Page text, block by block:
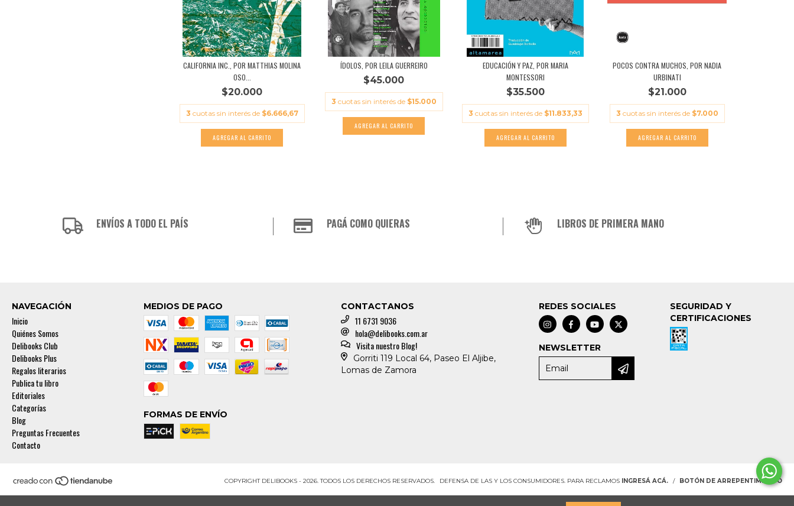
CALIFORNIA INC., POR MATTHIAS MOLINA
OSO...
$20.000
3 cuotas sin interés de $6.666,67
ÍDOLOS, POR LEILA GUERREIRO
$45.000
3 cuotas sin interés de $15.000
EDUCACIÓN Y PAZ, POR MARIA
MONTESSORI
$35.500
3 cuotas sin interés de $11.833,33
POCOS CONTRA MUCHOS, POR NADIA
URBINATI
$21.000
3 cuotas sin interés de $7.000
ENVÍOS A TODO EL PAÍS PAGÁ COMO QUIERAS LIBROS DE PRIMERA MANO
NAVEGACIÓN
Inicio
Quiénes Somos
Delibooks Club
Delibooks Plus
Regalos literarios
Publica tu libro
Editoriales
Categorías
Blog
Preguntas Frecuentes
Contacto
MEDIOS DE PAGO
FORMAS DE ENVÍO
CONTACTANOS
11 6731 9036
hola@delibooks.com.ar
Visita nuestro Blog!
Gorriti 119 Local 64, Paseo El Aljibe,
Lomas de Zamora
REDES SOCIALES
NEWSLETTER
SEGURIDAD Y
CERTIFICACIONES
COPYRIGHT DELIBOOKS - 2026. TODOS LOS DERECHOS RESERVADOS. DEFENSA DE LAS Y LOS CONSUMIDORES. PARA RECLAMOS INGRESÁ ACÁ. / BOTÓN DE ARREPENTIMIENTO